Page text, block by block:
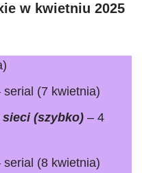
w kwietniu 2025
(7 kwietnia)
(szybko) – 4
serial (8 kwietnia)